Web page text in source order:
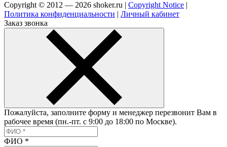
Copyright © 2012 — 2026 shoker.ru | Copyright Notice |
Политика конфиденциальности | Личный кабинет
Заказ звонка
Пожалуйста, заполните форму и менеджер перезвонит Вам в
рабочее время (пн.-пт. с 9:00 до 18:00 по Москве).
ФИО *